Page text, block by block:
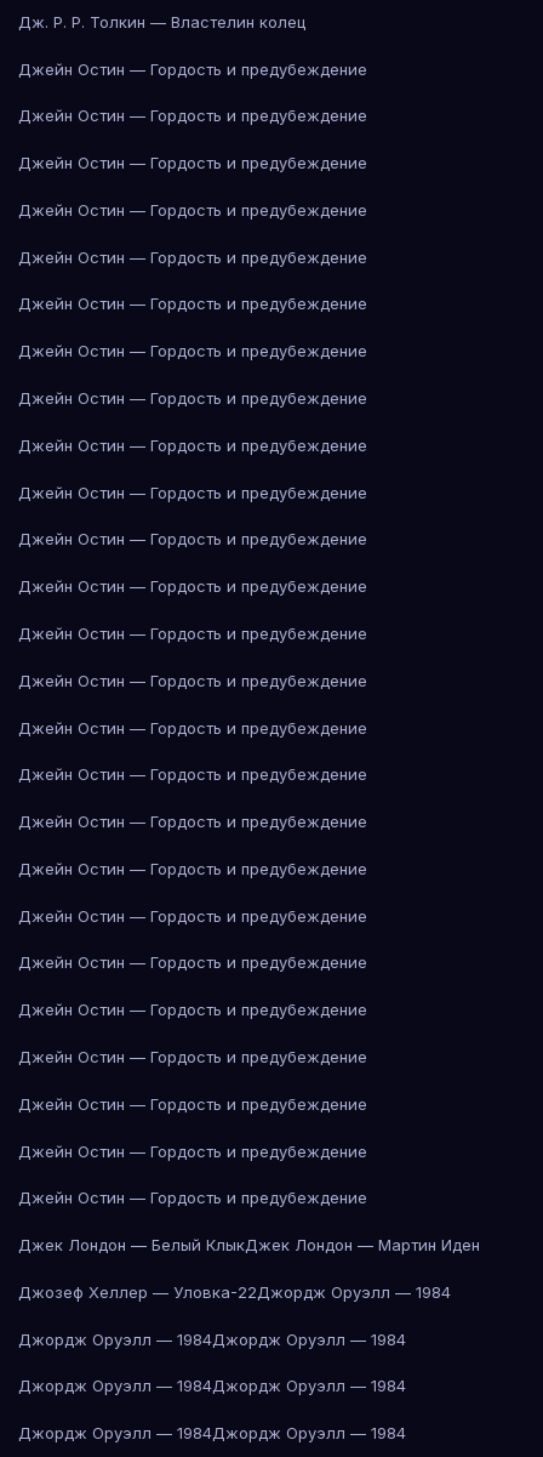
Дж. Р. Р. Толкин — Властелин колец
Джейн Остин — Гордость и предубеждение
Джейн Остин — Гордость и предубеждение
Джейн Остин — Гордость и предубеждение
Джейн Остин — Гордость и предубеждение
Джейн Остин — Гордость и предубеждение
Джейн Остин — Гордость и предубеждение
Джейн Остин — Гордость и предубеждение
Джейн Остин — Гордость и предубеждение
Джейн Остин — Гордость и предубеждение
Джейн Остин — Гордость и предубеждение
Джейн Остин — Гордость и предубеждение
Джейн Остин — Гордость и предубеждение
Джейн Остин — Гордость и предубеждение
Джейн Остин — Гордость и предубеждение
Джейн Остин — Гордость и предубеждение
Джейн Остин — Гордость и предубеждение
Джейн Остин — Гордость и предубеждение
Джейн Остин — Гордость и предубеждение
Джейн Остин — Гордость и предубеждение
Джейн Остин — Гордость и предубеждение
Джейн Остин — Гордость и предубеждение
Джейн Остин — Гордость и предубеждение
Джейн Остин — Гордость и предубеждение
Джейн Остин — Гордость и предубеждение
Джейн Остин — Гордость и предубеждение
Джек Лондон — Белый КлыкДжек Лондон — Мартин Иден
Джозеф Хеллер — Уловка-22Джордж Оруэлл — 1984
Джордж Оруэлл — 1984Джордж Оруэлл — 1984
Джордж Оруэлл — 1984Джордж Оруэлл — 1984
Джордж Оруэлл — 1984Джордж Оруэлл — 1984